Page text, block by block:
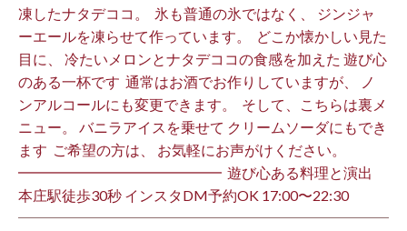
凍したナタデココ。 ⁡ 氷も普通の氷ではなく、 ジンジャ
ーエールを凍らせて作っています。 ⁡ どこか懐かしい見た
目に、 冷たいメロンとナタデココの食感を加えた 遊び心
のある一杯です ⁡ 通常はお酒でお作りしていますが、 ノ
ンアルコールにも変更できます。 ⁡ そして、こちらは裏メ
ニュー。 バニラアイスを乗せて クリームソーダにもでき
ます ⁡ ご希望の方は、 お気軽にお声がけください。 ⁡
━━━━━━━━━━━━━━ ⁡ 遊び心ある料理と演出
本庄駅徒歩30秒 インスタDM予約OK 17:00〜22:30 ⁡